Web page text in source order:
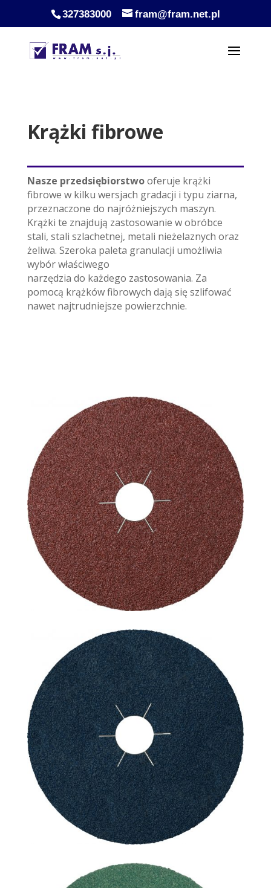
327383000 fram@fram.net.pl
Krążki fibrowe
Nasze przedsiębiorstwooferuje krążki
fibrowe w kilku wersjach gradacji i typu ziarna,
przeznaczone do najróżniejszych maszyn.
Krążki te znajdują zastosowanie w obróbce
stali, stali szlachetnej, metali nieżelaznych oraz
żeliwa. Szeroka paleta granulacji umożliwia
wybór właściwego
narzędzia do każdego zastosowania. Za
pomocą krążków fibrowych dają się szlifować
nawet najtrudniejsze powierzchnie.